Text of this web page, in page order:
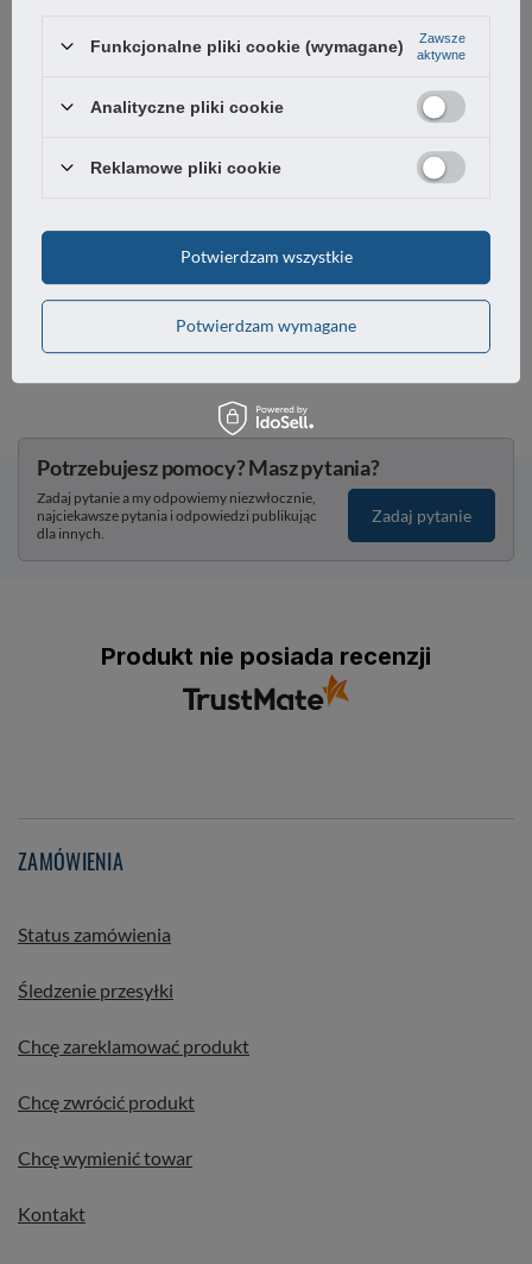
Taśma oznaczeniowa 50mm zielona rolka 33m
25,44 zł
Potrzebujesz pomocy? Masz pytania?
Zadaj pytanie a my odpowiemy niezwłocznie,
najciekawsze pytania i odpowiedzi publikując
dla innych.
Zadaj pytanie
Produkt nie posiada recenzji
ZAMÓWIENIA
Status zamówienia
Śledzenie przesyłki
Chcę zareklamować produkt
Chcę zwrócić produkt
Chcę wymienić towar
Kontakt
Funkcjonalne pliki cookie (wymagane)
Zawsze
aktywne
Analityczne pliki cookie
Reklamowe pliki cookie
Potwierdzam wymagane
Potwierdzam wszystkie